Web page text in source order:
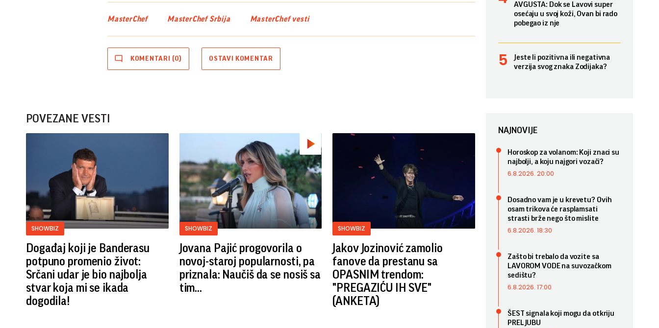
MasterChef MasterChef Srbija MasterChef vesti
KOMENTARI (0) OSTAVI KOMENTAR
POVEZANE VESTI
SHOWBIZ
Događaj koji je Banderasu
potpuno promenio život:
Srčani udar je bio najbolja
stvar koja mi se ikada
dogodila!
SHOWBIZ
Jovana Pajić progovorila o
novoj-staroj popularnosti, pa
priznala: Naučiš da se nosiš sa
tim...
SHOWBIZ
Jakov Jozinović zamolio
fanove da prestanu sa
OPASNIM trendom:
"PREGAZIĆU IH SVE"
(ANKETA)
AVGUSTA: Dok se Lavovi super
osećaju u svoj koži, Ovan bi rado
pobegao iz nje
Jeste li pozitivna ili negativna
verzija svog znaka Zodijaka?
NAJNOVIJE
Horoskop za volanom: Koji znaci su
najbolji, a koju najgori vozači?
6.8.2026. 20:00
Dosadno vam je u krevetu? Ovih
osam trikova će rasplamsati
strasti brže nego što mislite
6.8.2026. 18:30
Zašto bi trebalo da vozite sa
LAVOROM VODE na suvozačkom
sedištu?
6.8.2026. 17:00
ŠEST signala koji mogu da otkriju
PRELJUBU